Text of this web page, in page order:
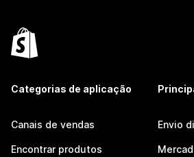
Categorias de aplicação
Canais de vendas
Encontrar produtos
Envio